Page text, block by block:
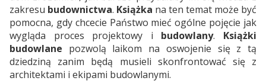
zakresu budownictwa. Książka na ten temat może być
pomocna, gdy chcecie Państwo mieć ogólne pojęcie jak
wygląda proces projektowy i budowlany. Książki
budowlane pozwolą laikom na oswojenie się z tą
dziedziną zanim będą musieli skonfrontować się z
architektami i ekipami budowlanymi.